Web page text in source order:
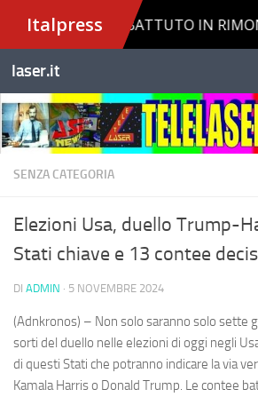
Salta al contenuto
laser.it
SENZA CATEGORIA
Elezioni Usa, duello Trump-
Stati chiave e 13 contee
DI ADMIN · 5 NOVEMBRE 2024
(Adnkronos) – Non solo saranno solo sette
sorti del duello nelle elezioni di oggi negli
di questi Stati che potranno indicare la via
Kamala Harris o Donald Trump. Le contee